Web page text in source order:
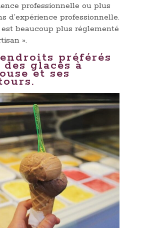
professionnelle ou plus
d’expérience professionnelle.
beaucoup plus réglementé
».
préférés
glaces à
et ses